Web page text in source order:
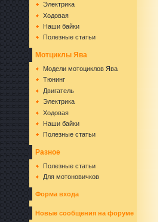
Электрика
Ходовая
Наши байки
Полезные статьи
Мотциклы Ява
Модели мотоциклов Ява
Тюнинг
Двигатель
Электрика
Ходовая
Наши байки
Полезные статьи
Разное
Полезные статьи
Для мотоновичков
Форма входа
Новые сообщения на форуме